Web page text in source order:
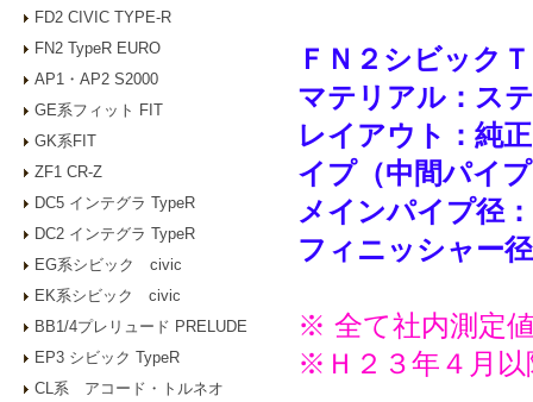
FD2 CIVIC TYPE-R
FN2 TypeR EURO
AP1・AP2 S2000
GE系フィット FIT
GK系FIT
ZF1 CR-Z
DC5 インテグラ TypeR
DC2 インテグラ TypeR
EG系シビック civic
EK系シビック civic
BB1/4プレリュード PRELUDE
EP3 シビック TypeR
CL系 アコード・トルネオ
ＦＮ２シビック
マテリアル：ス
レイアウト：純
イプ（中間パイ
メインパイプ径
フィニッシャー
※ 全て社内測定
※Ｈ２３年４月以